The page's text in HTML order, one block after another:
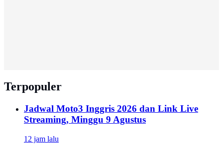
Terpopuler
Jadwal Moto3 Inggris 2026 dan Link Live
Streaming, Minggu 9 Agustus
12 jam lalu